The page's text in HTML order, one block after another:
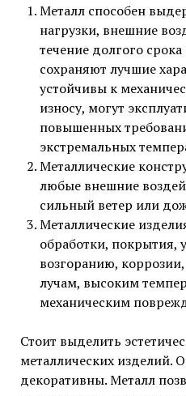
Металл способен
нагрузки, внешние
течение долгого
сохраняют лучшие
устойчивы к
износу, могут
повышенных
экстремальных
Металлические
любые внешние
сильный ветер или
Металлические
обработки, покрытия,
возгоранию,
лучам, высоким
механическим
Стоит выделить
металлических изделий.
декоративны. Металл